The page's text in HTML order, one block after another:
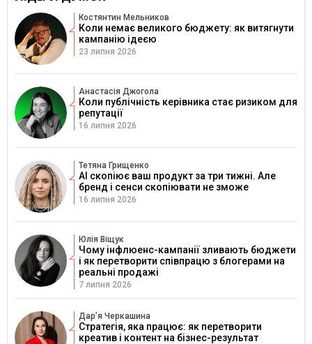
Костянтин Мельников
Коли немає великого бюджету: як витягнути
кампанію ідеєю
23 липня 2026
Анастасія Джогола
Коли публічність керівника стає ризиком для
репутації
16 липня 2026
Тетяна Грищенко
AI скопіює ваш продукт за три тижні. Але
бренд і сенси скопіювати не зможе
16 липня 2026
Юлія Віщук
Чому інфлюенс-кампанії зливають бюджети
і як перетворити співпрацю з блогерами на
реальні продажі
7 липня 2026
Дарʼя Черкашина
Стратегія, яка працює: як перетворити
креатив і контент на бізнес-результат